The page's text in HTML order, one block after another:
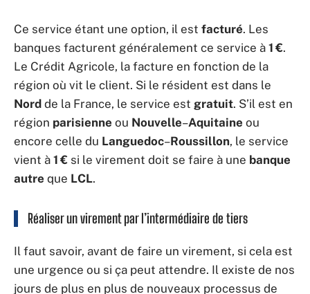
Ce service étant une option, il est facturé. Les
banques facturent généralement ce service à 1 €.
Le Crédit Agricole, la facture en fonction de la
région où vit le client. Si le résident est dans le
Nord de la France, le service est gratuit. S’il est en
région parisienne ou Nouvelle–Aquitaine ou
encore celle du Languedoc–Roussillon, le service
vient à 1 € si le virement doit se faire à une banque
autre que LCL.
Réaliser un virement par l’intermédiaire de tiers
Il faut savoir, avant de faire un virement, si cela est
une urgence ou si ça peut attendre. Il existe de nos
jours de plus en plus de nouveaux processus de